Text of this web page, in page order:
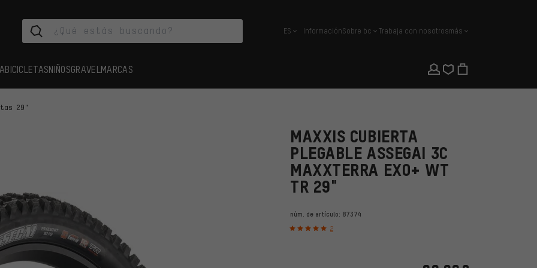
español
ES InformaciónSobre bc Trabaja con nosotrosmás
BICICLETASNIÑOSGRAVEL MARCAS
29"
MAXXIS CUBIERTA
PLEGABLE ASSEGAI 3C
MAXXTERRA EXO+ WT
TR 29"
núm. de artículo: 87374
2